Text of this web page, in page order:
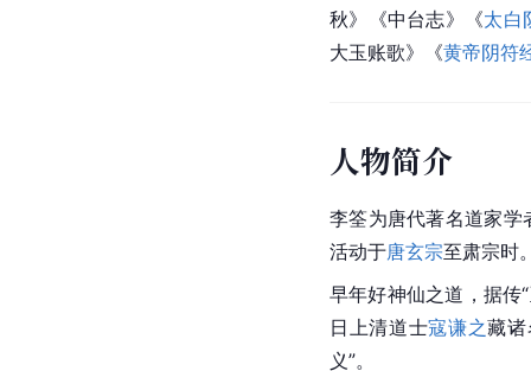
秋》《中台志》《太白
大玉账歌》《黄帝阴符
人物简介
李筌为唐代著名道家学
活动于唐玄宗至肃宗时
早年好神仙之道，据传
日上清道士寇谦之藏
义”。